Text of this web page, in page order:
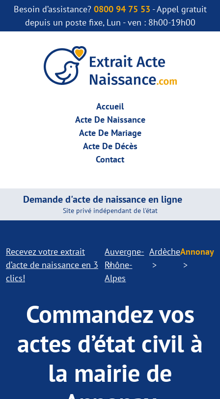
Besoin d’assistance? 0800 94 75 53 - Appel gratuit
depuis un poste fixe, Lun - ven : 8h00-19h00
Accueil
Acte De Naissance
Acte De Mariage
Acte De Décès
Contact
Demande d'acte de naissance en ligne
Site privé indépendant de l'état
Recevez votre extrait
d’acte de naissance en 3
clics!
Auvergne-
Rhône-
Alpes
ArdècheAnnonay
Commandez vos
actes d’état civil à
la mairie de